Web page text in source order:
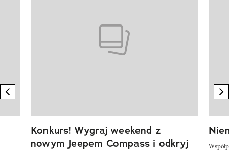
previous element
Konkurs! Wygraj weekend z
nowym Jeepem Compass i odkryj